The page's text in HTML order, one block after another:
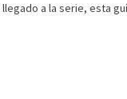
a la serie, esta